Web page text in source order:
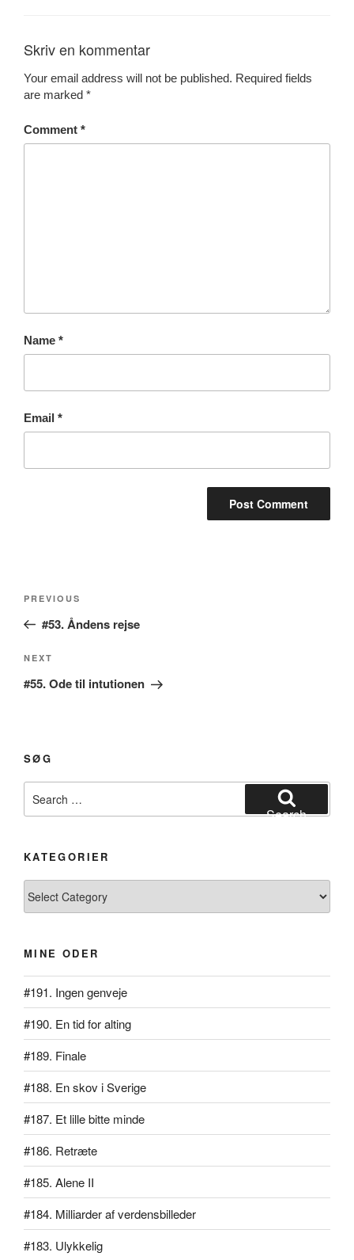
Skriv en kommentar
Your email address will not be published. Required fields
are marked *
Comment *
Name *
Email *
navigation
Previous
Post
PREVIOUS
#53. Åndens rejse
Next
Post
NEXT
#55. Ode til intutionen
SØG
for:
Search
KATEGORIER
MINE ODER
#191. Ingen genveje
#190. En tid for alting
#189. Finale
#188. En skov i Sverige
#187. Et lille bitte minde
#186. Retræte
#185. Alene II
#184. Milliarder af verdensbilleder
#183. Ulykkelig